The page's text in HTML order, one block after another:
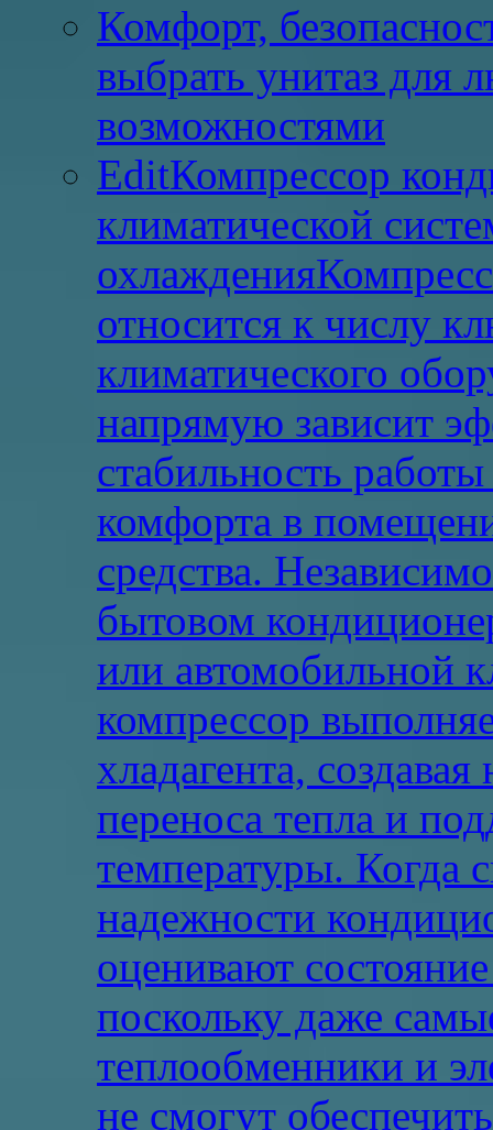
Комфорт,
выбрать унитаз для
возможностями
EditКомпрессор
климатической
относится к числу
климатического
напрямую зависит
стабильность
комфорта в
средства.
бытовом
или автомобильной
компрессор
хладагента,
переноса тепла и
температуры. Когда
надежности
оценивают
поскольку даже
теплообменники и
не смогут